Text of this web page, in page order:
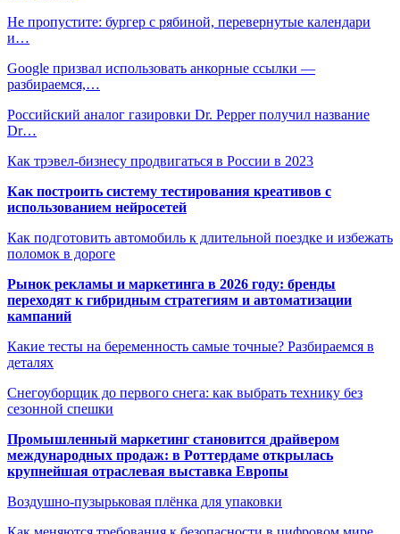
Не пропустите: бургер с рябиной, перевернутые календари
и…
Google призвал использовать анкорные ссылки —
разбираемся,…
Российский аналог газировки Dr. Pepper получил название
Dr…
Как трэвел-бизнесу продвигаться в России в 2023
Как построить систему тестирования креативов с
использованием нейросетей
Как подготовить автомобиль к длительной поездке и избежать
поломок в дороге
Рынок рекламы и маркетинга в 2026 году: бренды
переходят к гибридным стратегиям и автоматизации
кампаний
Какие тесты на беременность самые точные? Разбираемся в
деталях
Снегоуборщик до первого снега: как выбрать технику без
сезонной спешки
Промышленный маркетинг становится драйвером
международных продаж: в Роттердаме открылась
крупнейшая отраслевая выставка Европы
Воздушно-пузырьковая плёнка для упаковки